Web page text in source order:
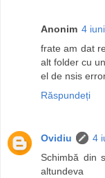
Anonim 4
frate am dat
alt folder cu
el de nsis
Răspundeți
Ovidiu
4
Schimbă din
altundeva